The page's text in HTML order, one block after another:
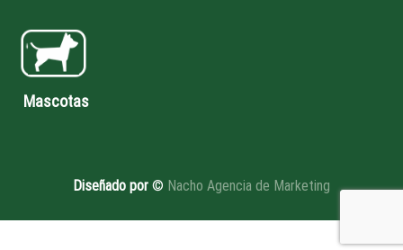
Mascotas
Diseñado por © Nacho Agencia de Marketing